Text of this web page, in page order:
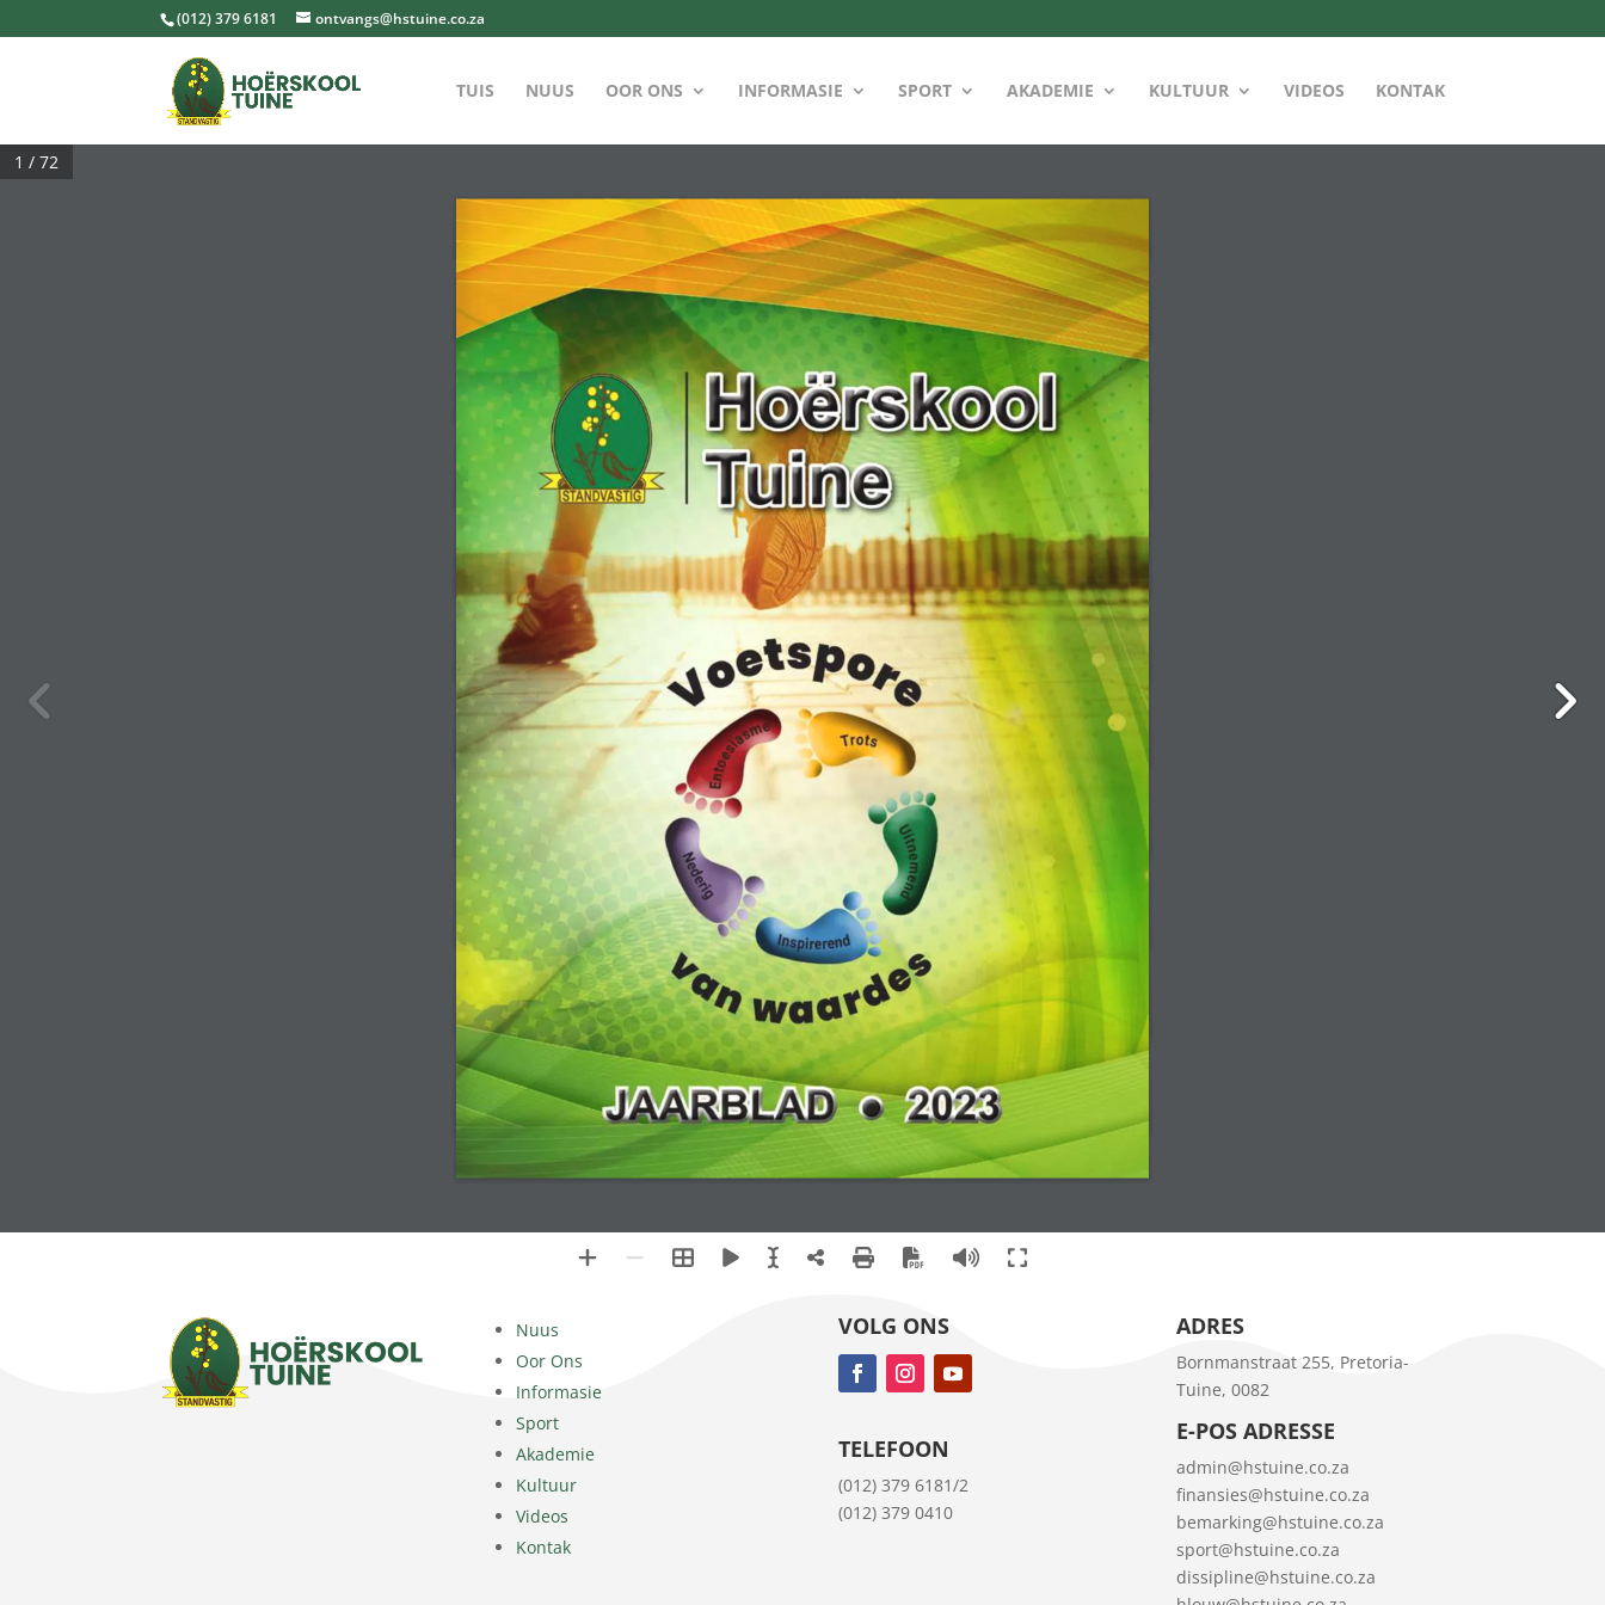
(012) 379 6181 ontvangs@hstuine.co.za
TUIS NUUS OOR ONS INFORMASIE SPORT AKADEMIE KULTUUR VIDEOS KONTAK
1 / 72
Nuus
Oor Ons
Informasie
Sport
Akademie
Kultuur
Videos
Kontak
VOLG ONS
TELEFOON
(012) 379 6181/2
(012) 379 0410
ADRES
Bornmanstraat 255, Pretoria-
Tuine, 0082
E-POS ADRESSE
admin@hstuine.co.za
finansies@hstuine.co.za
bemarking@hstuine.co.za
sport@hstuine.co.za
dissipline@hstuine.co.za